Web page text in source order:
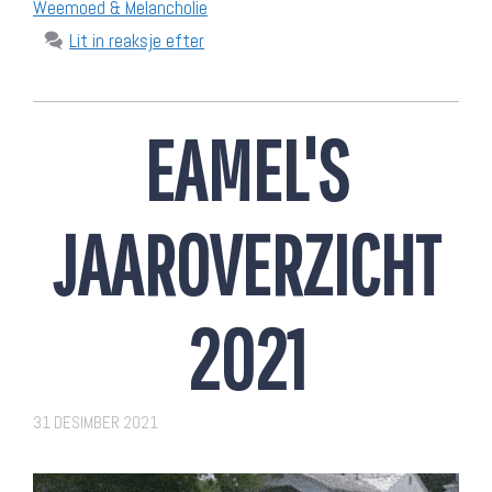
Weemoed & Melancholie
Lit in reaksje efter
EAMEL'S
JAAROVERZICHT
2021
31 DESIMBER 2021